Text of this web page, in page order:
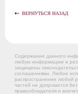
ВЕРНУТЬСЯ НАЗАД
Содержание данного
любую информацию и
защищены
соглашениями. Любое
распространение любой
частей не допускается
правообладателя и